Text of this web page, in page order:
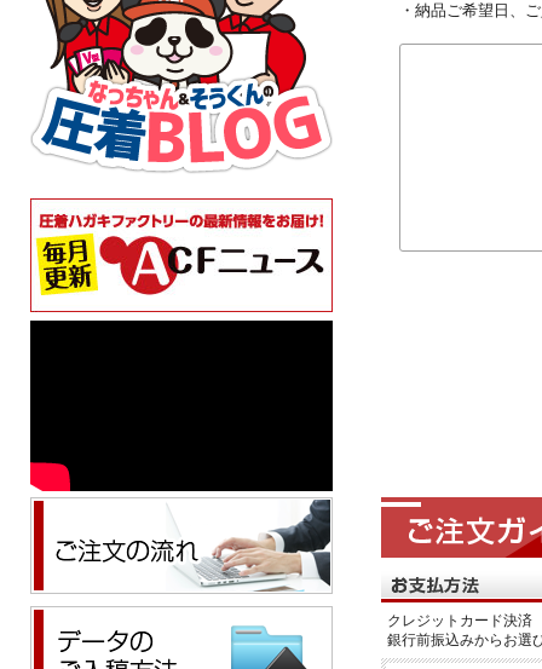
・納品ご希望日、
クレジットカード決
銀行前振込みからお選